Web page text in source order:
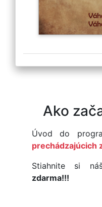
Ako
Úvod do
prechádzajúcich
Stiahnite si
zdarma!!!